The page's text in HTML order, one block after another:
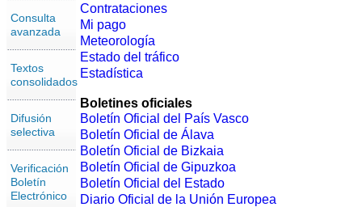
Consulta
avanzada
Textos
consolidados
Difusión
selectiva
Verificación
Boletín
Electrónico
Contrataciones
Mi pago
Meteorología
Estado del tráfico
Estadística
Boletines oficiales
Boletín Oficial del País Vasco
Boletín Oficial de Álava
Boletín Oficial de Bizkaia
Boletín Oficial de Gipuzkoa
Boletín Oficial del Estado
Diario Oficial de la Unión Europea